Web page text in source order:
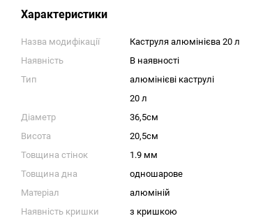
Характеристики
Назва модифікації
Каструля алюмінієва 20 л
Наявність
В наявності
Тип
алюмінієві каструлі
20 л
Діаметр
36,5см
Висота
20,5см
Товщина стінок
1.9 мм
Товщина дна
одношарове
Матеріал
алюміній
Наявність кришки
з кришкою